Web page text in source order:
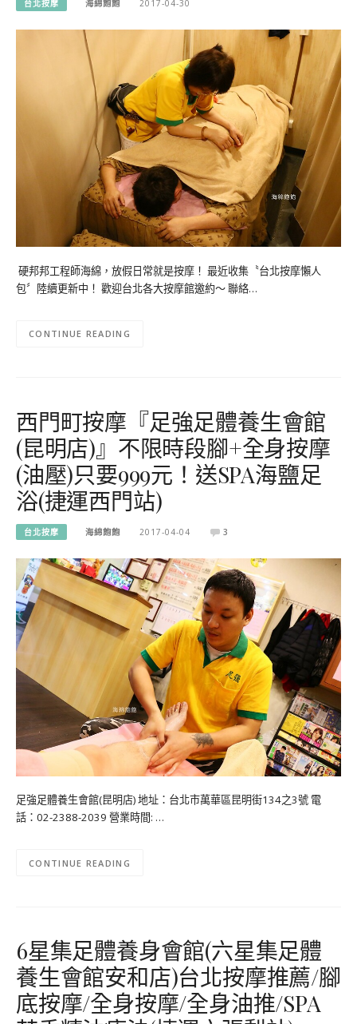
台北按摩 海綿飽飽 2017-04-30
硬邦邦工程師海綿，放假日常就是按摩！ 最近收集〝台北按摩懶人
包〞陸續更新中！ 歡迎台北各大按摩館邀約～ 聯絡…
CONTINUE READING
西門町按摩『足強足體養生會館
(昆明店)』不限時段腳+全身按摩
(油壓)只要999元！送SPA海鹽足
浴(捷運西門站)
台北按摩 海綿飽飽 2017-04-04 3
足強足體養生會館(昆明店) 地址：台北市萬華區昆明街134之3號 電
話：02-2388-2039 營業時間: …
CONTINUE READING
6星集足體養身會館(六星集足體
養生會館安和店)台北按摩推薦/腳
底按摩/全身按摩/全身油推/SPA